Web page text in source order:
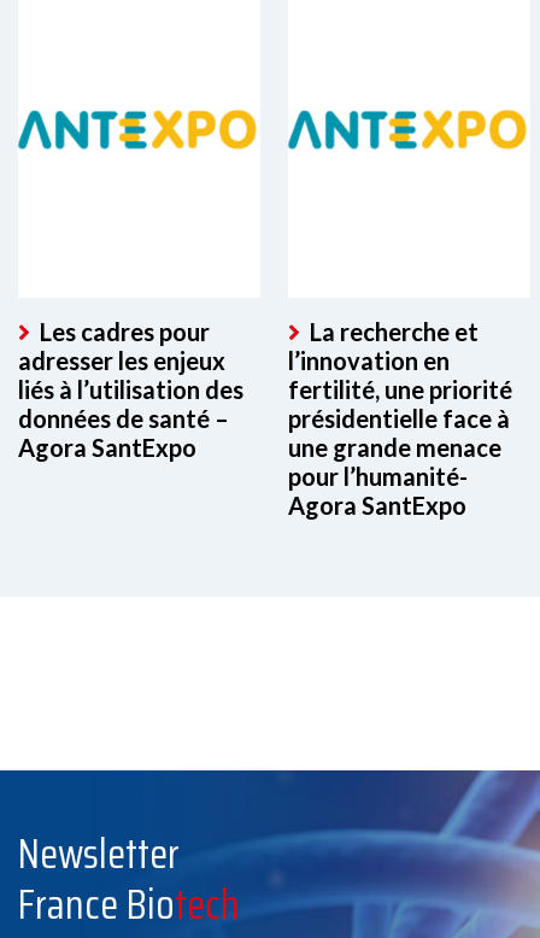
Les cadres pour
adresser les enjeux
liés à l’utilisation des
données de santé –
Agora SantExpo
La recherche et
l’innovation en
fertilité, une priorité
présidentielle face à
une grande menace
pour l’humanité-
Agora SantExpo
Newsletter
France Biotech